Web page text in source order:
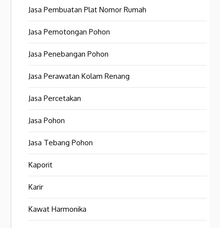
Jasa Pembuatan Plat Nomor Rumah
Jasa Pemotongan Pohon
Jasa Penebangan Pohon
Jasa Perawatan Kolam Renang
Jasa Percetakan
Jasa Pohon
Jasa Tebang Pohon
Kaporit
Karir
Kawat Harmonika